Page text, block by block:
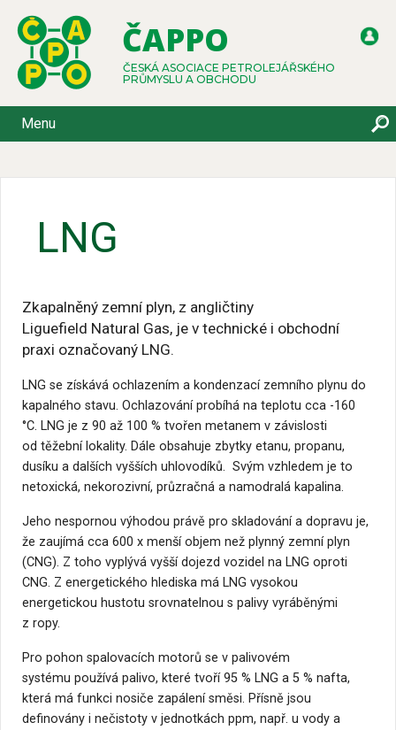
ČAPPO
ČESKÁ ASOCIACE PETROLEJÁŘSKÉHO
PRŮMYSLU A OBCHODU
Menu
LNG
Zkapalněný zemní plyn, z angličtiny
Liguefield Natural Gas, je v technické i obchodní
praxi označovaný LNG.
LNG se získává ochlazením a kondenzací zemního plynu do
kapalného stavu. Ochlazování probíhá na teplotu cca -160
°C. LNG je z 90 až 100 % tvořen metanem v závislosti
od těžební lokality. Dále obsahuje zbytky etanu, propanu,
dusíku a dalších vyšších uhlovodíků. Svým vzhledem je to
netoxická, nekorozivní, průzračná a namodralá kapalina.
Jeho nespornou výhodou právě pro skladování a dopravu je,
že zaujímá cca 600 x menší objem než plynný zemní plyn
(CNG). Z toho vyplývá vyšší dojezd vozidel na LNG oproti
CNG. Z energetického hlediska má LNG vysokou
energetickou hustotu srovnatelnou s palivy vyráběnými
z ropy.
Pro pohon spalovacích motorů se v palivovém
systému používá palivo, které tvoří 95 % LNG a 5 % nafta,
která má funkci nosiče zapálení směsi. Přísně jsou
definovány i nečistoty v jednotkách ppm, např. u vody a